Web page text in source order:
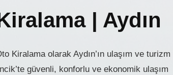
| Aydın
Kiralama olarak Aydın’ın ulaşım ve turizm
güvenli, konforlu ve ekonomik ulaşım